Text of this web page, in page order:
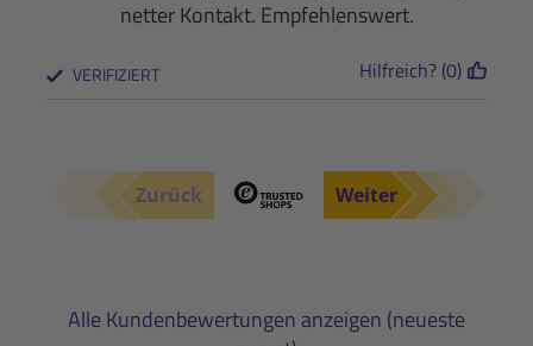
netter Kontakt. Empfehlenswert.
VERIFIZIERT Hilfreich? (0)
Zurück Weiter
Alle Kundenbewertungen anzeigen (neueste